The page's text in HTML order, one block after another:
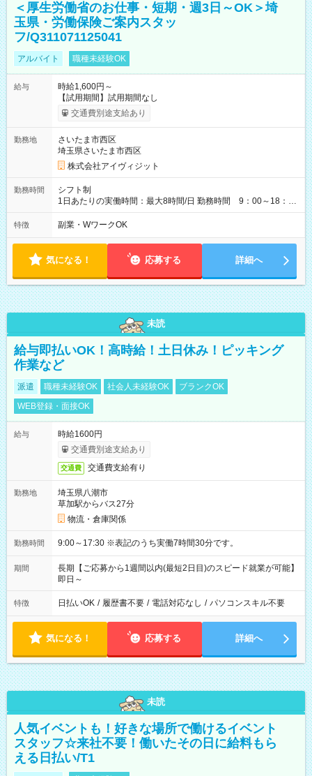
＜厚生労働省のお仕事・短期・週3日～OK＞埼
玉県・労働保険ご案内スタッ
フ/Q311071125041
アルバイト 職種未経験OK
給与
時給1,600円～
【試用期間】試用期間なし
交通費別途支給あり
勤務地
さいたま市西区
埼玉県さいたま市西区
株式会社アイヴィジット
勤務時間
シフト制
1日あたりの実働時間：最大8時間/日 勤務時間 9：00～18：
00(実働8h、休憩1h) 土日祝含む週3日～OK、シフト制 ※もちろ
ん週5日勤務もOK♪ 勤務期間：2026年8月12日～9月9日※リスト
特徴 副業・WワークOK
気になる！ 応募する 詳細へ
未読
給与即払いOK！高時給！土日休み！ピッキング
作業など
派遣 職種未経験OK 社会人未経験OK
ブランクOK
WEB登録・面接OK
給与
時給1600円
交通費別途支給あり
交通費 交通費支給有り
勤務地
埼玉県八潮市
草加駅からバス27分
物流・倉庫関係
勤務時間 9:00～17:30 ※表記のうち実働7時間30分です。
期間
長期【ご応募から1週間以内(最短2日目)のスピード就業が可能】
即日～
特徴 日払いOK / 履歴書不要 / 電話対応なし / パソコンスキル不要
気になる！ 応募する 詳細へ
未読
人気イベントも！好きな場所で働けるイベント
スタッフ☆来社不要！働いたその日に給料もら
える日払い/T1